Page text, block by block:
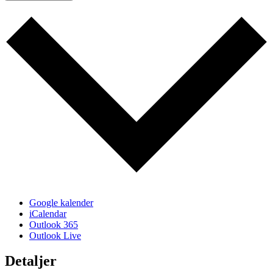
Google kalender
iCalendar
Outlook 365
Outlook Live
Detaljer